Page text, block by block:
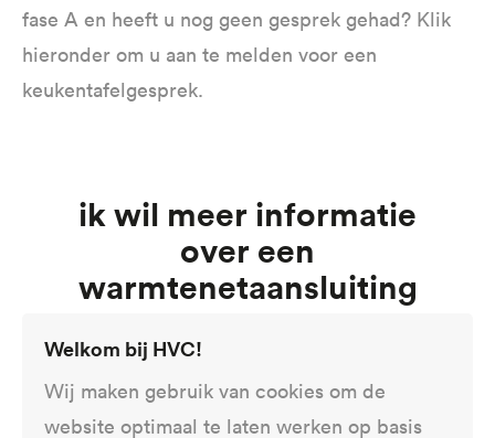
fase A en heeft u nog geen gesprek gehad? Klik
hieronder om u aan te melden voor een
keukentafelgesprek.
Ik wil meer informatie
over een
warmtenetaansluiting
Keukentafelgesprek aanvragen
Welkom bij HVC!
Wij maken gebruik van cookies om de
website optimaal te laten werken op basis